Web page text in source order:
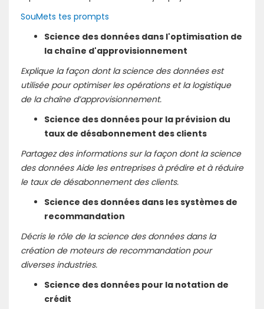
SouMets tes prompts
Science des données dans l'optimisation de
la chaîne d'approvisionnement
Explique la façon dont la science des données est
utilisée pour optimiser les opérations et la logistique
de la chaîne d’approvisionnement.
Science des données pour la prévision du
taux de désabonnement des clients
Partagez des informations sur la façon dont la science
des données Aide les entreprises à prédire et à réduire
le taux de désabonnement des clients.
Science des données dans les systèmes de
recommandation
Décris le rôle de la science des données dans la
création de moteurs de recommandation pour
diverses industries.
Science des données pour la notation de
crédit